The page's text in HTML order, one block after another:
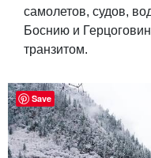
самолетов, судов,
Боснию и
транзитом.
Save